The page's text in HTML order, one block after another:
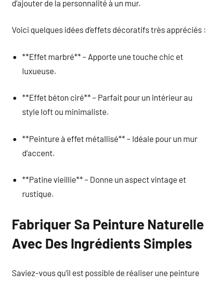
d’ajouter de la personnalité à un mur.
Voici quelques idées d’effets décoratifs très appréciés :
**Effet marbré** – Apporte une touche chic et
luxueuse.
**Effet béton ciré** – Parfait pour un intérieur au
style loft ou minimaliste.
**Peinture à effet métallisé** – Idéale pour un mur
d’accent.
**Patine vieillie** – Donne un aspect vintage et
rustique.
Fabriquer Sa Peinture Naturelle
Avec Des Ingrédients Simples
Saviez-vous qu’il est possible de réaliser une peinture